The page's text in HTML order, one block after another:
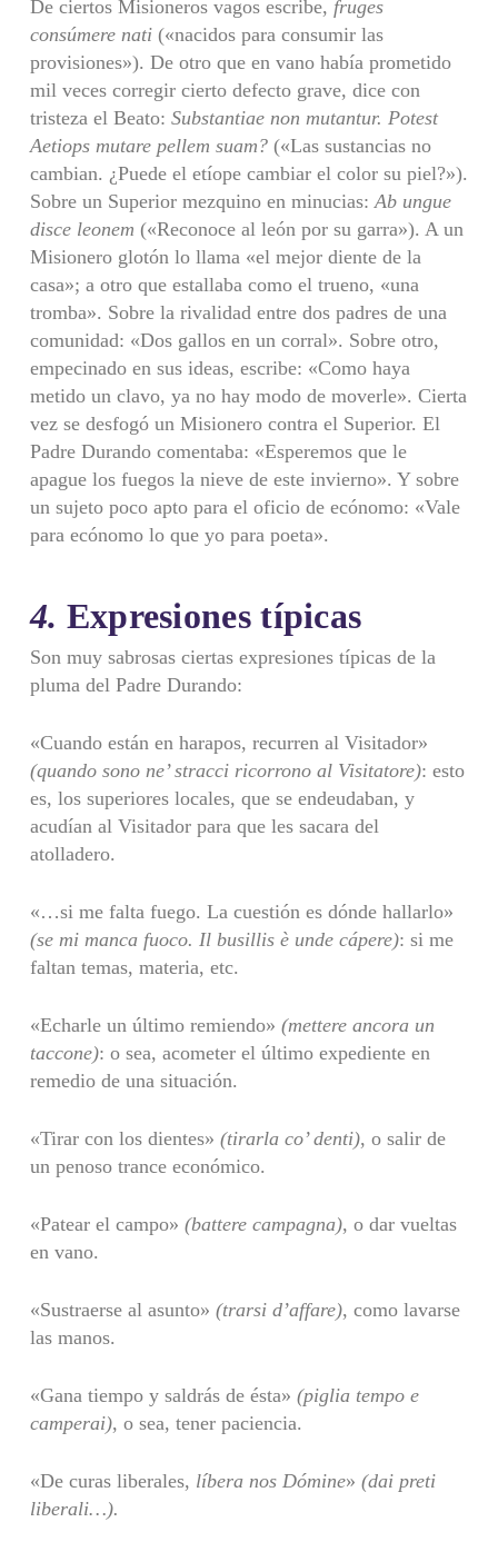
De ciertos Misioneros vagos escribe, fruges
consúmere nati(«nacidos para consumir las
provisiones»). De otro que en vano había prometido
mil veces corregir cierto defecto grave, dice con
tristeza el Beato: Substantiae non mutantur. Potest
Aetiops mutare pellem suam? («Las sustancias no
cambian. ¿Puede el etíope cambiar el color su piel?»).
Sobre un Superior mezquino en minucias:Ab ungue
disce leonem («Reconoce al león por su garra»). A un
Misionero glotón lo llama «el mejor diente de la
casa»; a otro que estallaba como el trueno, «una
tromba». Sobre la rivalidad entre dos padres de una
comunidad: «Dos gallos en un corral». Sobre otro,
empecinado en sus ideas, escribe: «Como haya
metido un clavo, ya no hay modo de moverle». Cierta
vez se desfogó un Misionero contra el Superior. El
Padre Durando comentaba: «Esperemos que le
apague los fuegos la nieve de este invierno». Y sobre
un sujeto poco apto para el oficio de ecónomo: «Vale
para ecónomo lo que yo para poeta».
4. Expresiones típicas
Son muy sabrosas ciertas expresiones típicas de la
pluma del Padre Durando:
«Cuando están en harapos, recurren al Visitador»
(quando sono ne’ stracci ricorrono al Visitatore): esto
es, los superiores locales, que se endeudaban, y
acudían al Visitador para que les sacara del
atolladero.
«…si me falta fuego. La cuestión es dónde hallarlo»
(se mi manca fuoco. Il busillis è unde cápere): si me
faltan temas, materia, etc.
«Echarle un último remiendo» (mettere ancora un
taccone): o sea, acometer el último expediente en
remedio de una situación.
«Tirar con los dientes» (tirarla co’ denti), o salir de
un penoso trance económico.
«Patear el campo» (battere campagna), o dar vueltas
en vano.
«Sustraerse al asunto» (trarsi d’affare), como lavarse
las manos.
«Gana tiempo y saldrás de ésta» (piglia tempo e
camperai), o sea, tener paciencia.
«De curas liberales, líbera nos Dómine» (dai preti
liberali…).